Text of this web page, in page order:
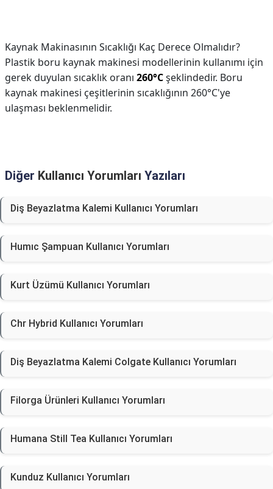
Kaynak Makinasının Sıcaklığı Kaç Derece Olmalıdır?
Plastik boru kaynak makinesi modellerinin kullanımı için
gerek duyulan sıcaklık oranı 260°Cşeklindedir. Boru
kaynak makinesi çeşitlerinin sıcaklığının 260°C'ye
ulaşması beklenmelidir.
Diğer Kullanıcı Yorumları Yazıları
Diş Beyazlatma Kalemi Kullanıcı Yorumları
Humıc Şampuan Kullanıcı Yorumları
Kurt Üzümü Kullanıcı Yorumları
Chr Hybrid Kullanıcı Yorumları
Diş Beyazlatma Kalemi Colgate Kullanıcı Yorumları
Filorga Ürünleri Kullanıcı Yorumları
Humana Still Tea Kullanıcı Yorumları
Kunduz Kullanıcı Yorumları